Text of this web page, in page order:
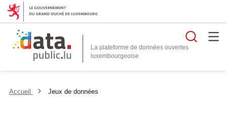
La plateforme de données ouvertes
Accueil Jeux de données